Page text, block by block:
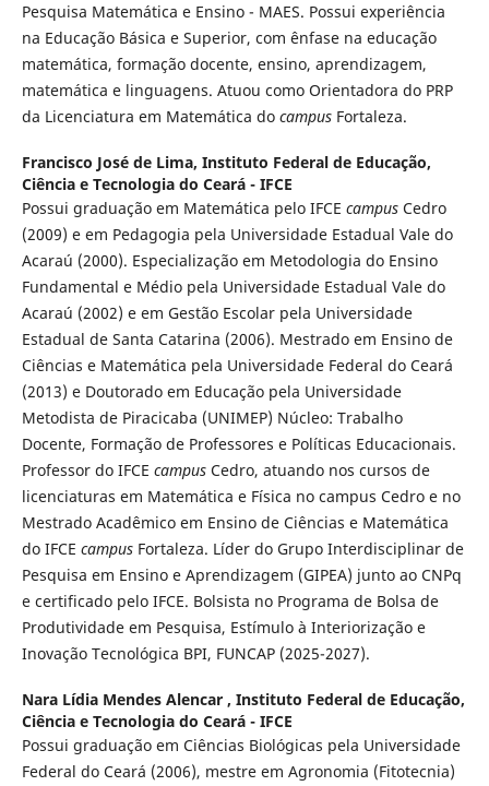
Pesquisa Matemática e Ensino - MAES. Possui experiência
na Educação Básica e Superior, com ênfase na educação
matemática, formação docente, ensino, aprendizagem,
matemática e linguagens. Atuou como Orientadora do PRP
da Licenciatura em Matemática do campusFortaleza.
Francisco José de Lima, Instituto Federal de Educação,
Ciência e Tecnologia do Ceará - IFCE
Possui graduação em Matemática pelo IFCE campusCedro
(2009) e em Pedagogia pela Universidade Estadual Vale do
Acaraú (2000). Especialização em Metodologia do Ensino
Fundamental e Médio pela Universidade Estadual Vale do
Acaraú (2002) e em Gestão Escolar pela Universidade
Estadual de Santa Catarina (2006). Mestrado em Ensino de
Ciências e Matemática pela Universidade Federal do Ceará
(2013) e Doutorado em Educação pela Universidade
Metodista de Piracicaba (UNIMEP) Núcleo: Trabalho
Docente, Formação de Professores e Políticas Educacionais.
Professor do IFCE campusCedro, atuando nos cursos de
licenciaturas em Matemática e Física no campus Cedro e no
Mestrado Acadêmico em Ensino de Ciências e Matemática
do IFCE campus Fortaleza. Líder do Grupo Interdisciplinar de
Pesquisa em Ensino e Aprendizagem (GIPEA) junto ao CNPq
e certificado pelo IFCE. Bolsista no Programa de Bolsa de
Produtividade em Pesquisa, Estímulo à Interiorização e
Inovação Tecnológica BPI, FUNCAP (2025-2027).
Nara Lídia Mendes Alencar , Instituto Federal de Educação,
Ciência e Tecnologia do Ceará - IFCE
Possui graduação em Ciências Biológicas pela Universidade
Federal do Ceará (2006), mestre em Agronomia (Fitotecnia)